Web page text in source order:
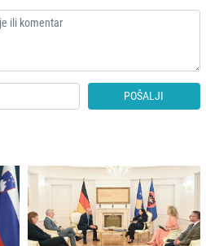
POŠALJI